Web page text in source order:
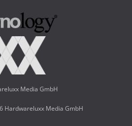
Media GmbH
Hardwareluxx Media GmbH